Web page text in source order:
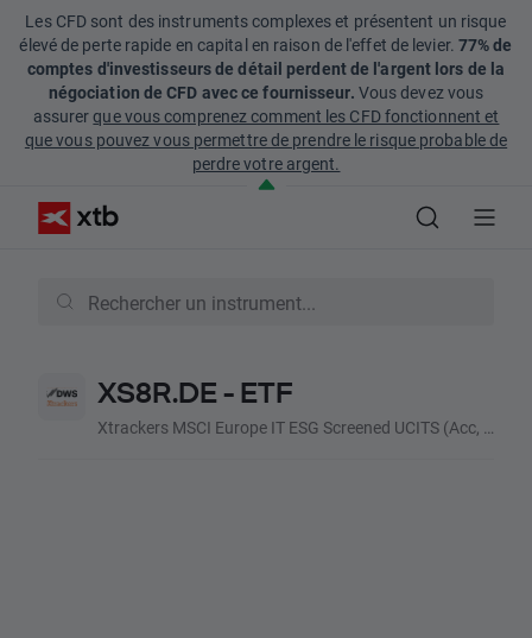
Les CFD sont des instruments complexes et présentent un risque
élevé de perte rapide en capital en raison de l'effet de levier. 77% de
comptes d'investisseurs de détail perdent de l'argent lors de la
négociation de CFD avec ce fournisseur. Vous devez vous
assurerque vous comprenez comment les CFD fonctionnent et
que vous pouvez vous permettre de prendre le risque probable de
perdre votre argent.
XS8R.DE - ETF
Xtrackers MSCI Europe IT ESG Screened UCITS (Acc, EUR)